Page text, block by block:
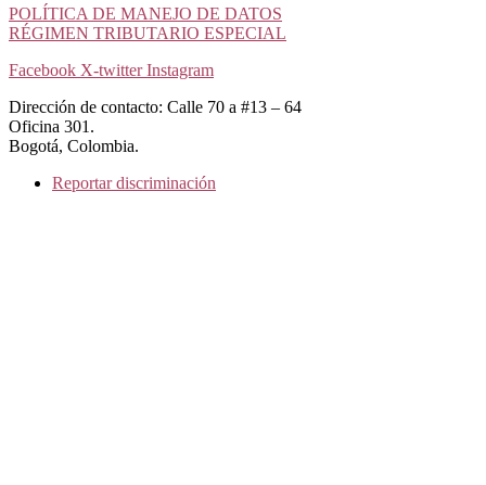
POLÍTICA DE MANEJO DE DATOS
RÉGIMEN TRIBUTARIO ESPECIAL
Facebook X-twitter Instagram
Dirección de contacto: Calle 70 a #13 – 64
Oficina 301.
Bogotá, Colombia.
Reportar discriminación